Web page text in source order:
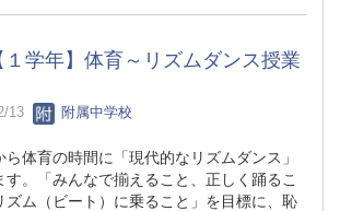
学年】体育～リズムダンス授業
13 附属中学校
ら体育の時間に「現代的なリズムダンス」
す。「みんなで揃えること、正しく踊るこ
ズム（ビート）に乗ること」を目標に、恥